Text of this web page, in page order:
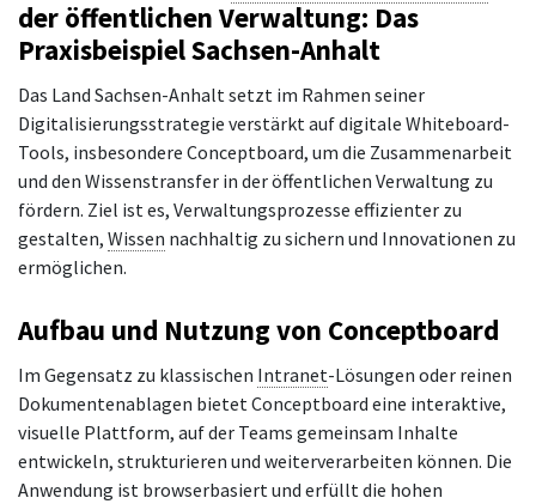
der öffentlichen Verwaltung: Das
Praxisbeispiel Sachsen-Anhalt
Das Land Sachsen-Anhalt setzt im Rahmen seiner
Digitalisierungsstrategie verstärkt auf digitale Whiteboard-
Tools, insbesondere Conceptboard, um die Zusammenarbeit
und den Wissenstransfer in der öffentlichen Verwaltung zu
fördern. Ziel ist es, Verwaltungsprozesse effizienter zu
gestalten, Wissen nachhaltig zu sichern und Innovationen zu
ermöglichen.
Aufbau und Nutzung von Conceptboard
Im Gegensatz zu klassischen Intranet-Lösungen oder reinen
Dokumentenablagen bietet Conceptboard eine interaktive,
visuelle Plattform, auf der Teams gemeinsam Inhalte
entwickeln, strukturieren und weiterverarbeiten können. Die
Anwendung ist browserbasiert und erfüllt die hohen